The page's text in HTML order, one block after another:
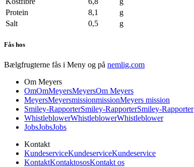
Protein
8,1
g
Salt
0,5 g
Fås hos
Bælgfrugterne fås i Meny og på nemlig.com
Om Meyers
OmOmMeyersMeyersOm Meyers
MeyersMeyersmissionmissionMeyers mission
Smiley-RapporterSmiley-RapporterSmiley-Rapporter
WhistleblowerWhistleblowerWhistleblower
JobsJobsJobs
Kontakt
KundeserviceKundeserviceKundeservice
KontaktKontaktososKontakt os